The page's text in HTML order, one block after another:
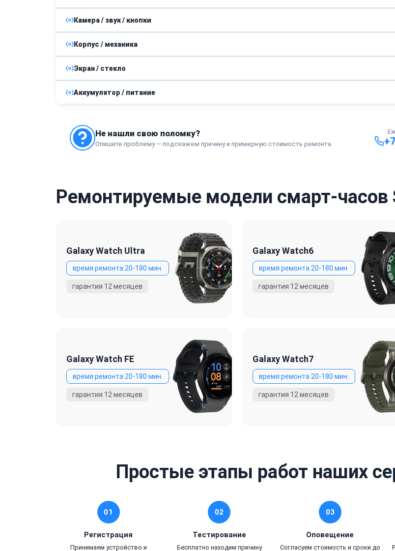
Замена разъема зарядки
Камера / звук / кнопки
Замена динамика
Замена микрофона
Замена кнопок управления 45 минут от 1500 ₽
Корпус / механика
Замена задней крышки
Ремонт / замена ремешка
Экран / стекло
Замена защитного стекла
Замена экрана (дисплея)
Аккумулятор / питание
Замена батареи от 30 минут от 900 ₽
Не нашли свою поломку?
Опишите проблему — подскажем причину и примерную стоимость ремонта
Ремонтируемые модели смарт-часов
Galaxy Watch Ultra Galaxy Watch6
Galaxy Watch FE Galaxy Watch7
Простые этапы работ наших
01
Регистрация
Принимаем устройство и
02
Тестирование
Бесплатно находим причину
03
Оповещение
Согласуем стоимость и сроки до